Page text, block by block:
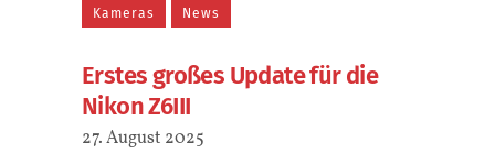
Kameras News
Erstes großes Update für die
Nikon Z6III
27. August 2025